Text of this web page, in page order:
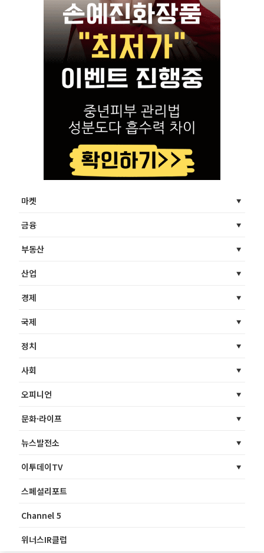
마켓
금융
부동산
산업
경제
국제
정치
사회
오피니언
문화·라이프
뉴스발전소
이투데이TV
스페셜리포트
Channel 5
위너스IR클럽